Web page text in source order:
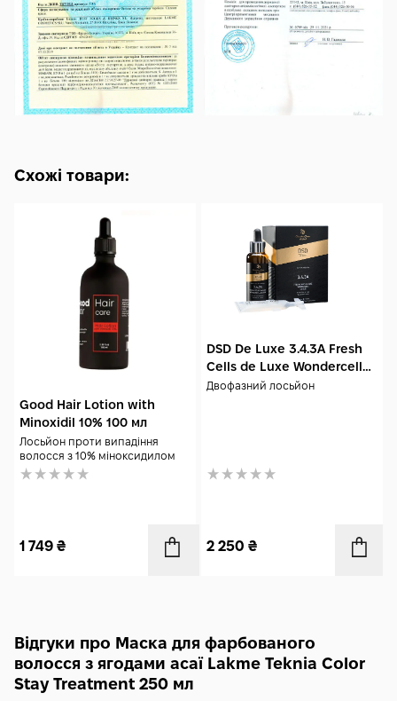
Схожі товари:
Good Hair Lotion with
Minoxidil 10% 100 мл
Лосьйон проти випадіння
волосся з 10% міноксидилом
1 749 ₴
DSD De Luxe 3.4.3А Fresh
Cells de Luxe Wondercell
Lotion 50 + 10 мл
Двофазний лосьйон
2 250 ₴
Відгуки про Маска для фарбованого
волосся з ягодами асаї Lakme Teknia Color
Stay Treatment 250 мл